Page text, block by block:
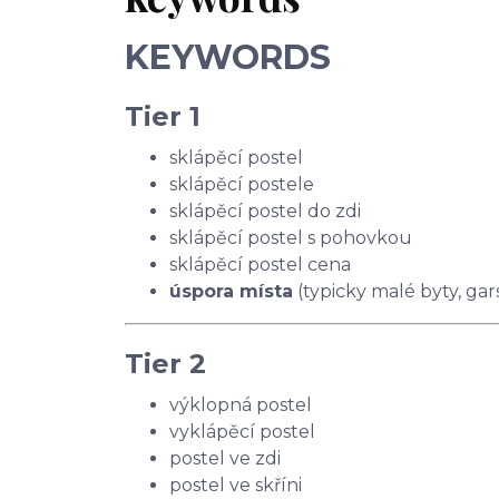
KEYWORDS
Tier 1
sklápěcí postel
sklápěcí postele
sklápěcí postel do zdi
sklápěcí postel s pohovkou
sklápěcí postel cena
úspora místa (typicky malé byty,
Tier 2
výklopná postel
vyklápěcí postel
postel ve zdi
postel ve skříni